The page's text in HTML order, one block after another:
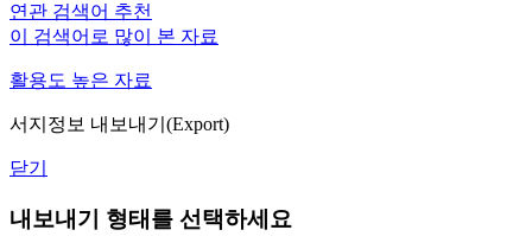
연관 검색어 추천
이 검색어로 많이 본 자료
활용도 높은 자료
서지정보 내보내기(Export)
닫기
내보내기 형태를 선택하세요